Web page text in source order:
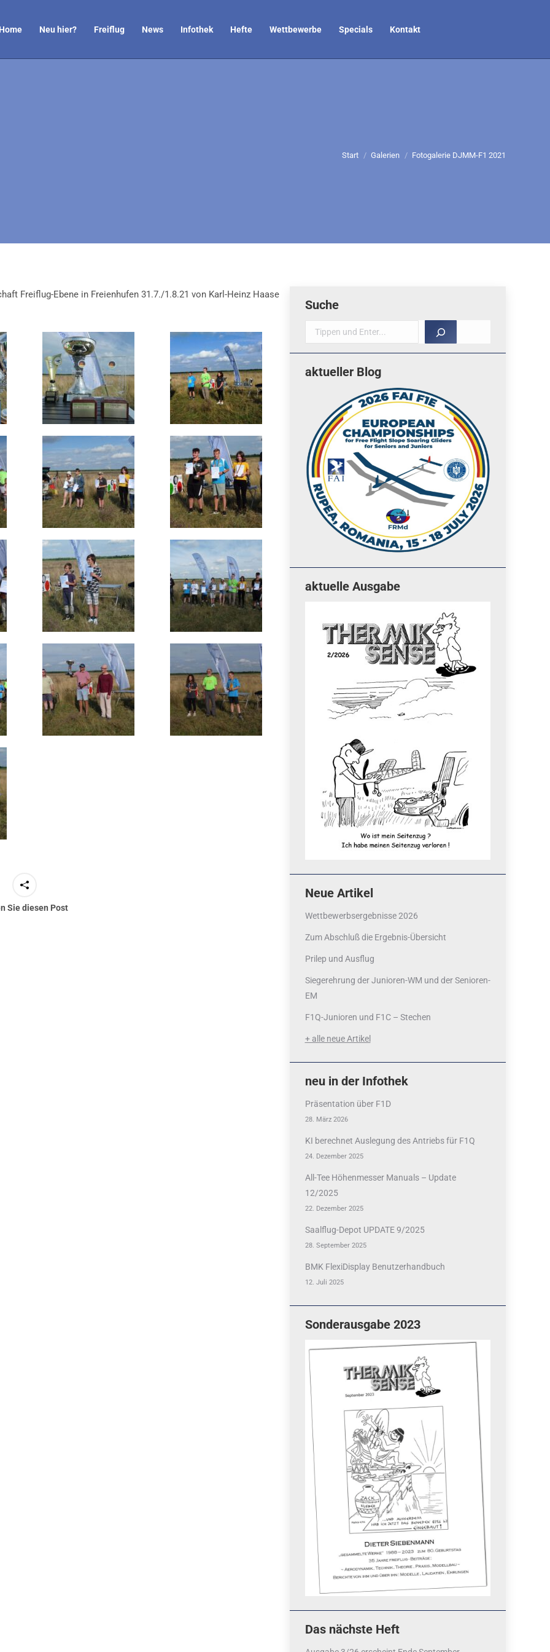
Neu hier? Freiflug News Infothek Hefte Wettbewerbe Specials Kontakt
Sie befinden sich hier:
Start Galerien Fotogalerie DJMM-F1 2021
Freiflug-Ebene in Freienhufen 31.7./1.8.21 von Karl-Heinz Haase
Sie diesen Post
Suche
Suche
aktueller Blog
aktuelle Ausgabe
Neue Artikel
Wettbewerbsergebnisse 2026
Zum Abschluß die Ergebnis-Übersicht
Prilep und Ausflug
Siegerehrung der Junioren-WM und der Senioren-
EM
F1Q-Junioren und F1C – Stechen
+ alle neue Artikel
neu in der Infothek
Präsentation über F1D
28. März 2026
KI berechnet Auslegung des Antriebs für F1Q
24. Dezember 2025
All-Tee Höhenmesser Manuals – Update
12/2025
22. Dezember 2025
Saalflug-Depot UPDATE 9/2025
28. September 2025
BMK FlexiDisplay Benutzerhandbuch
12. Juli 2025
Sonderausgabe 2023
Das nächste Heft
Instagram
Quicklinks
News
Termine
Ergebnisse
bezahlen mit / pay by
PayPal
Datenschutzerklärung
Cookie-Richtlinie (EU)